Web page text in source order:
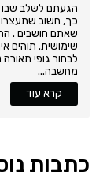
הגעתם לשלב
כך, חשוב שתעצרו
שאתם חושבים .
שימושית. תוהים
לבחור גופי
מחשבה...
קרא עוד
כתבות